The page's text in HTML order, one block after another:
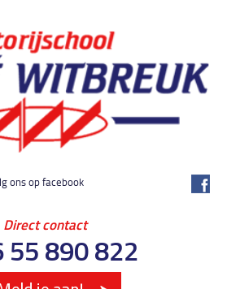
ons op facebook
Direct contact
55 890 822